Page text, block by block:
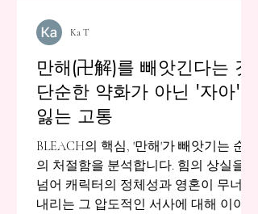
만해(卍解)를 빼앗긴다는 것:
단순한 약화가 아닌 '자아'를
잃는 고통
BLEACH의 핵심, '만해'가 빼앗기는 순간
의 처절함을 분석합니다. 힘의 상실을
넘어 캐릭터의 정체성과 영혼이 무너져
내리는 그 압도적인 서사에 대해 이야기
Ka T